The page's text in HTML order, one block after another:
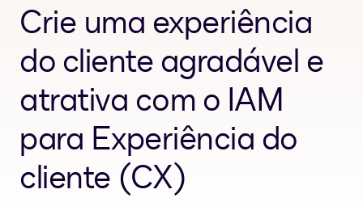
Crie uma experiência
do cliente agradável e
atrativa com o IAM
para Experiência do
cliente (CX)